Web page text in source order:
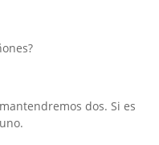
dos. Si es